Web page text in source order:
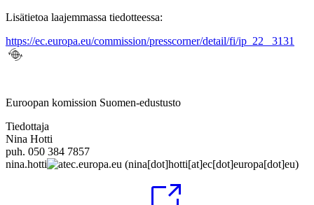
Lisätietoa laajemmassa tiedotteessa:
https://ec.europa.eu/commission/presscorner/detail/fi/ip_22_ 3131
Euroopan komission Suomen-edustusto
Tiedottaja
Nina Hotti
puh. 050 384 7857
nina.hotti ec.europa.eu (nina[dot]hotti[at]ec[dot]europa[dot]eu)